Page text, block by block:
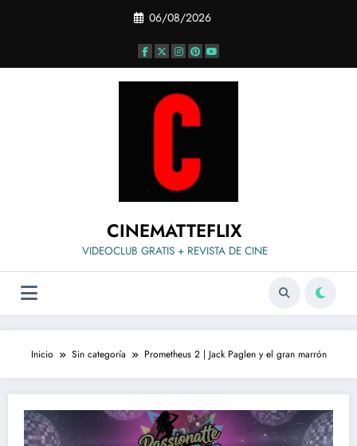
06/08/2026
CINEMATTEFLIX
VIDEOCLUB GRATIS + REVISTA DE CINE
Inicio Sin categoría Prometheus 2 | Jack Paglen y el gran marrón